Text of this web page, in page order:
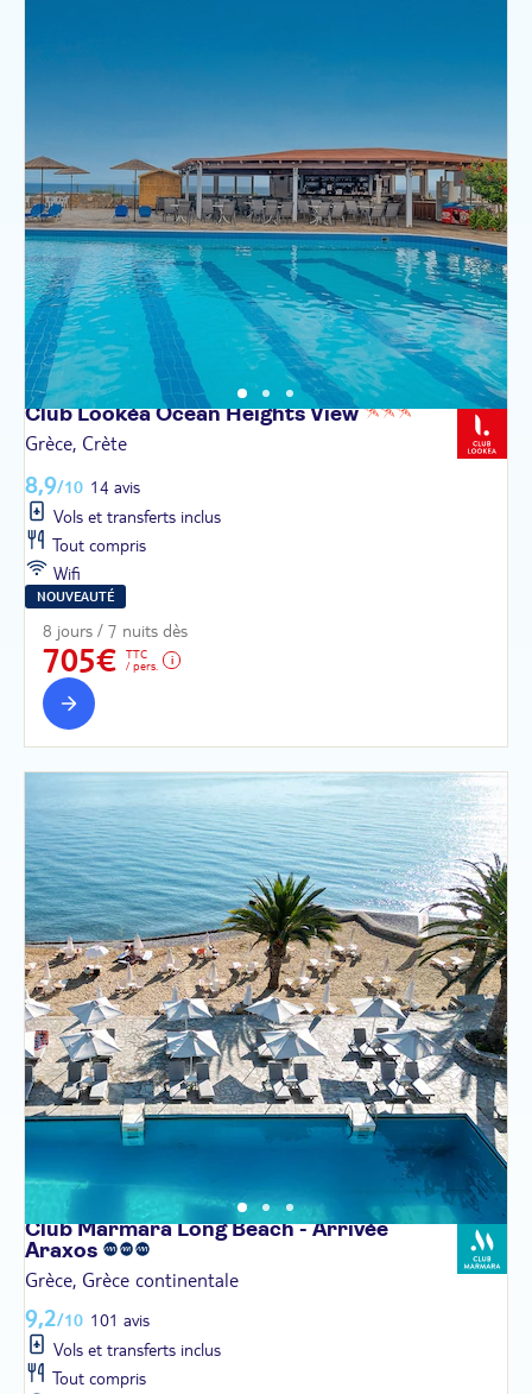
Club Lookéa Ocean HeightsView
Grèce, Crète
8,9/10 14 avis
Vols et transferts inclus
Tout compris
Wifi
NOUVEAUTÉ
8 jours / 7 nuits dès
705€
TTC
/ pers.
Club Marmara Long Beach - Arrivée
Araxos
Grèce, Grèce continentale
9,2/10 101 avis
Vols et transferts inclus
Tout compris